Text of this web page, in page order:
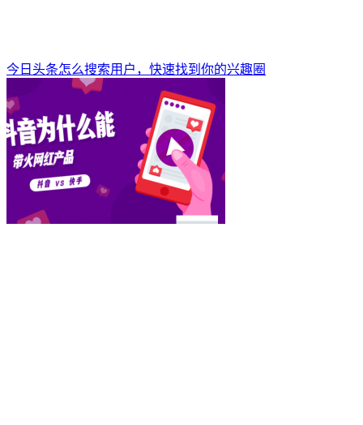
今日头条怎么搜索用户，快速找到你的兴趣圈